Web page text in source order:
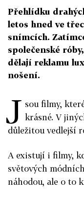
Přehlídku
letos hned ve
snímcích.
společenské
dělají reklamu
nošení.
J sou filmy,
krásné. V
důležitou vedlejší
A existují i filmy,
světových
náhodou, ale o to